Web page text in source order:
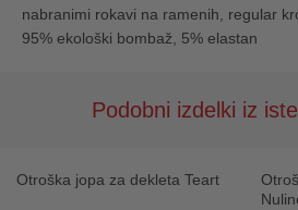
nabranimi rokavi na ramenih, regular
95% ekološki bombaž, 5% elastan
Podobni izdelki iz
Otroška jopa za dekleta Teart